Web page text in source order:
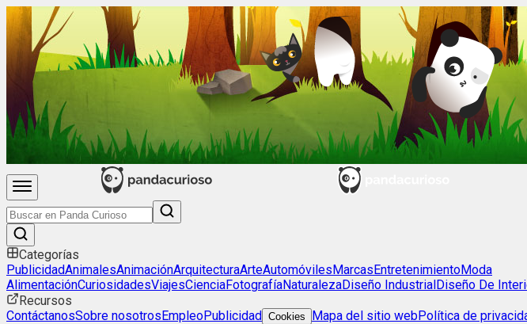
Categorías
PublicidadAnimalesAnimaciónArquitecturaArteAutomóvilesMarcasEntretenimientoModa
AlimentaciónCuriosidadesViajesCienciaFotografíaNaturalezaDiseño IndustrialDiseño De
Recursos
ContáctanosSobre nosotrosEmpleoPublicidad Cookies Mapa del sitio webPolítica de